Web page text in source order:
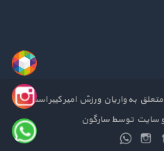
به واریان ورزش امیر کبیر است
سایتتوسط سارگون